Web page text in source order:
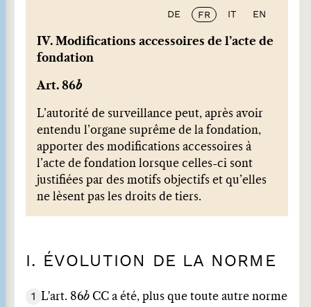
DE FR IT EN
IV. Modifications accessoires de l’acte de
fondation
Art. 86b
L’autorité de surveillance peut, après avoir
entendu l’organe suprême de la fondation,
apporter des modifications accessoires à
l’acte de fondation lorsque celles-ci sont
justifiées par des motifs objectifs et qu’elles
ne lèsent pas les droits de tiers.
I. ÉVOLUTION DE LA NORME
1 L'art. 86b CC a été, plus que toute autre norme